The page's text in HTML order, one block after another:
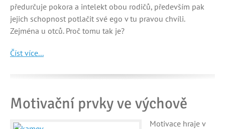
předurčuje pokora a intelekt obou rodičů, především pak
jejich schopnost potlačit své ego v tu pravou chvíli.
Zejména u otců. Proč tomu tak je?
Číst více...
Motivační prvky ve výchově
Motivace hraje v